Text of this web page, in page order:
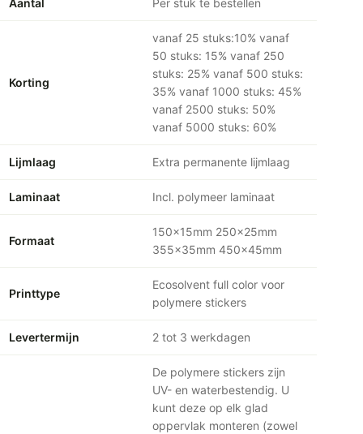
Aantal Per stuk te bestellen
Korting
vanaf 25 stuks:10% vanaf
50 stuks: 15% vanaf 250
stuks: 25% vanaf 500 stuks:
35% vanaf 1000 stuks: 45%
vanaf 2500 stuks: 50%
vanaf 5000 stuks: 60%
Lijmlaag Extra permanente lijmlaag
Laminaat Incl. polymeer laminaat
Formaat
150x15mm 250x25mm
355x35mm 450x45mm
Printtype
Ecosolvent full color voor
polymere stickers
Levertermijn 2 tot 3 werkdagen
De polymere stickers zijn
UV- en waterbestendig. U
kunt deze op elk glad
oppervlak monteren (zowel